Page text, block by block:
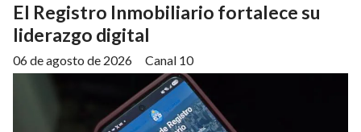
El Registro Inmobiliario fortalece su
liderazgo digital
Canal 10
06 de agosto de 2026